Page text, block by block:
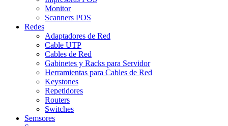
Monitor
Scanners POS
Redes
Adaptadores de Red
Cable UTP
Cables de Red
Gabinetes y Racks para Servidor
Herramientas para Cables de Red
Keystones
Repetidores
Routers
Switches
Semsores